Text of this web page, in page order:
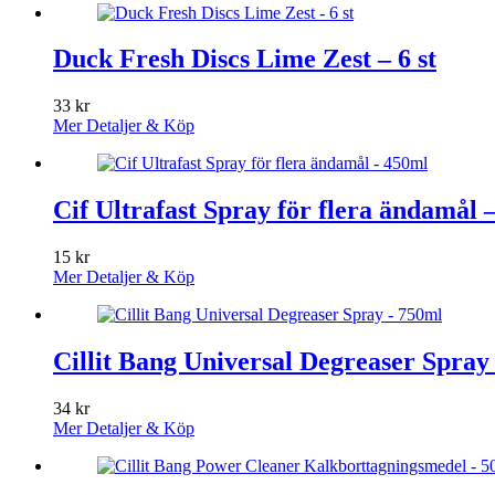
Duck Fresh Discs Lime Zest – 6 st
33 kr
Mer Detaljer & Köp
Cif Ultrafast Spray för flera ändamål
15 kr
Mer Detaljer & Köp
Cillit Bang Universal Degreaser Spray
34 kr
Mer Detaljer & Köp